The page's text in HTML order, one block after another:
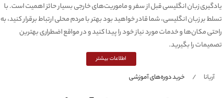
یادگیری زبان انگلیسی قبل از سفر و ماموریت‌های خارجی بسیار حائز اهمیت است. با
تسلط بر زبان انگلیسی، شما قادر خواهید بود بهتر با مردم محلی ارتباط برقرار کنید، به
راحتی مکان‌ها و خدمات مورد نیاز خود را پیدا کنید و در مواقع اضطراری بهترین
تصمیمات را بگیرید.
اطلاعات بیشتر
آریانا خرید دوره‌های آموزشی